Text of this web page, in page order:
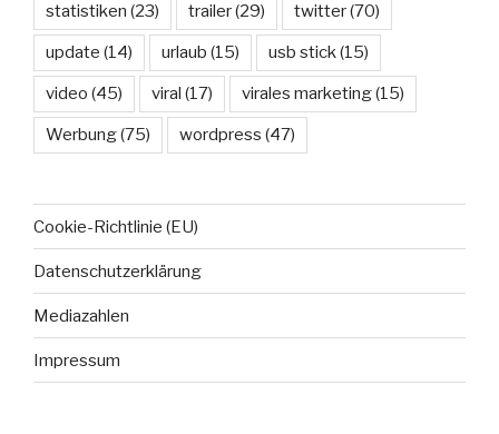
statistiken (23) trailer(29) twitter(70)
update (14) urlaub (15) usb stick(15)
video (45) viral (17) virales marketing(15)
Werbung(75) wordpress (47)
Cookie-Richtlinie (EU)
Datenschutzerklärung
Mediazahlen
Impressum